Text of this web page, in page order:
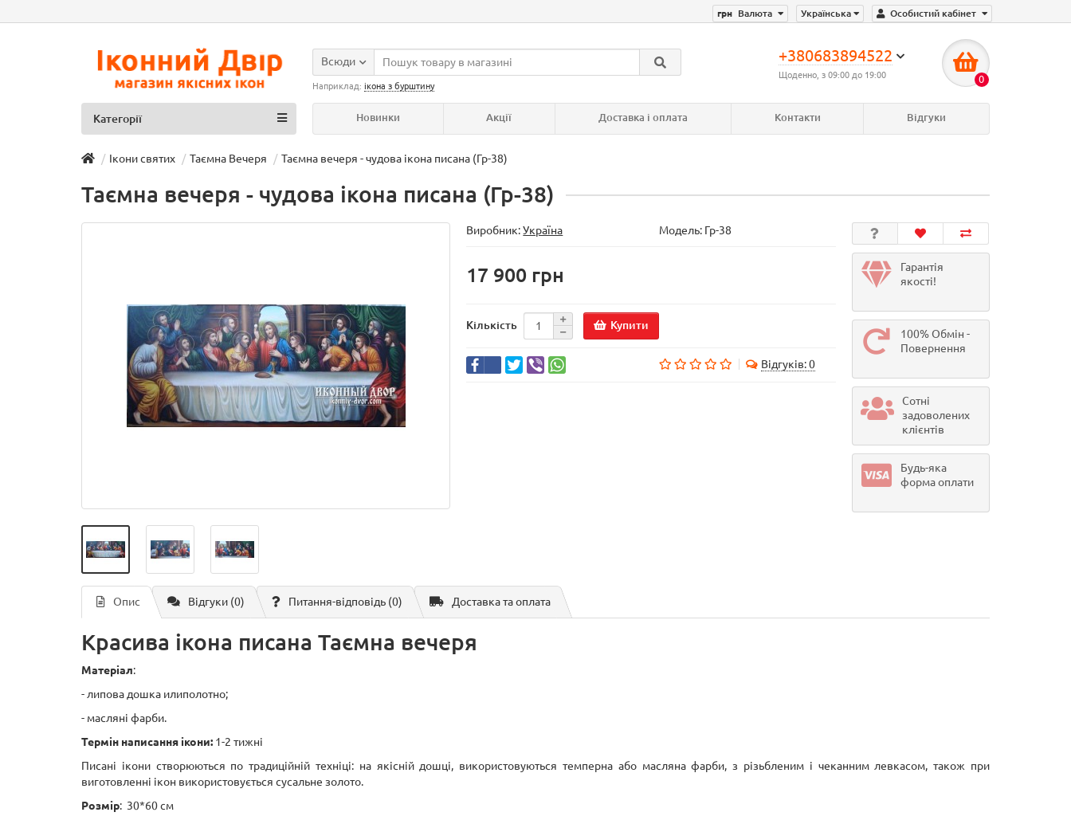
Особистий кабінет
Українська
грн Валюта
+380683894522
Щоденно, з 09:00 до 19:00 0
Всюди
Наприклад: ікона з бурштину
Новинки Акції Доставка і оплата Контакти Відгуки
Категорії
Ікони святих Таємна Вечеря Таємна вечеря - чудова ікона писана (Гр-38)
Таємна вечеря - чудова ікона писана (Гр-38)
Виробник:Україна Модель: Гр-38
17 900 грн
Кількість Купити
Відгуків: 0
Гарантія
якості!
100% Обмін -
Повернення
Сотні
задоволених
клієнтів
Будь-яка
форма оплати
Опис Відгуки (0) Питання-відповідь (0) Доставка та оплата
Красива ікона писана Таємна вечеря
Матеріал:
- липова дошка илиполотно;
- масляні фарби.
Термін написання ікони: 1-2 тижні
Писані ікони створюються по традиційній техніці: на якісній дошці, використовуються темперна або масляна фарби, з різьбленим і чеканним левкасом, також при
виготовленні ікон використовується сусальне золото.
Розмір: 30*60 см